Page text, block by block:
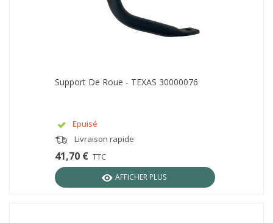
Support De Roue - TEXAS 30000076
Epuisé
Livraison rapide
41,70 € TTC
AFFICHER PLUS